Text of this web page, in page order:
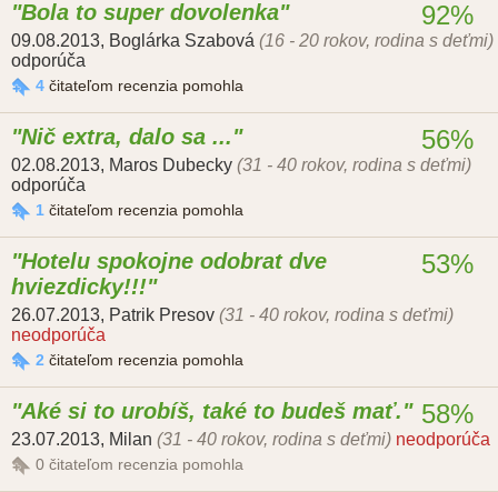
Bola to super dovolenka
09.08.2013, Boglárka Szabová (16 - 20 rokov, rodina s deťmi)
odporúča
4 čitateľom recenzia pomohla
92%
Nič extra, dalo sa ...
02.08.2013, Maros Dubecky (31 - 40 rokov, rodina s deťmi)
odporúča
1 čitateľom recenzia pomohla
56%
Hotelu spokojne odobrat dve
hviezdicky!!!
26.07.2013, Patrik Presov (31 - 40 rokov, rodina s deťmi)
neodporúča
2 čitateľom recenzia pomohla
53%
Aké si to urobíš, také to budeš mať.
23.07.2013, Milan (31 - 40 rokov, rodina s deťmi) neodporúča
0 čitateľom recenzia pomohla
58%